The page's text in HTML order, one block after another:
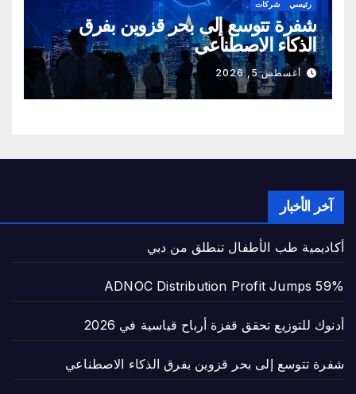
رئيسي شركات
شفرة تتوسع إلى بحر قزوين بفرق
الذكاء الاصطناعي
أغسطس 5, 2026
آخر الأخبار
أكاديمية طب الأطفال تنطلق من دبي
ADNOC Distribution Profit Jumps 59%
أدنوك للتوزيع تحقق قفزة أرباح قياسية في 2026
شفرة تتوسع إلى بحر قزوين بفرق الذكاء الاصطناعي